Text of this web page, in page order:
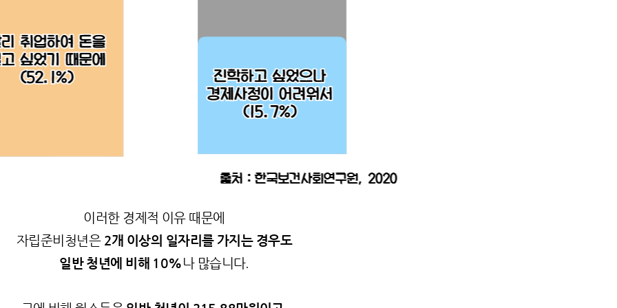
이러한 경제적 이유 때문에
자립준비청년은2개 이상의 일자리를 가지는 경우도
일반 청년에 비해 10%나 많습니다.